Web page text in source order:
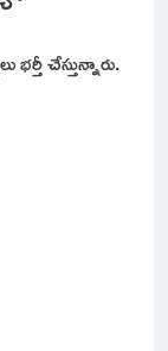
చేస్తున్నారు.